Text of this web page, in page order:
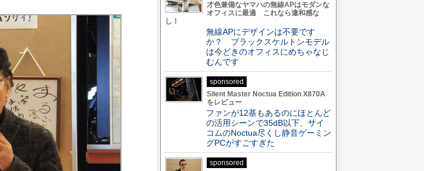
才色兼備なヤマハの無線APはモダンな
オフィスに最適 これなら違和感な
し！
無線APにデザインは不要です
か？ ブラックスケルトンモデル
は今どきのオフィスにめちゃなじ
むんです
sponsored
Silent Master Noctua Edition X870A
をレビュー
ファンが12基もあるのにほとんど
の活用シーンで35dB以下、サイ
コムのNoctua尽くし静音ゲーミン
グPCがすごすぎた
sponsored